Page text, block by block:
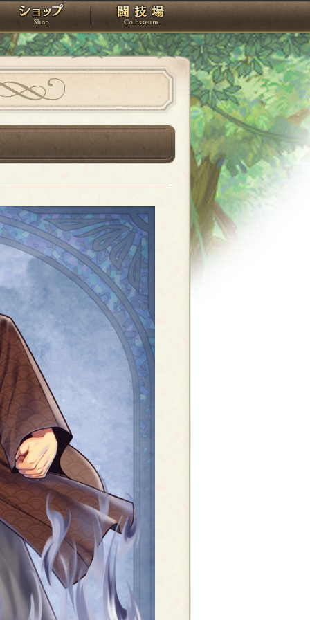
タジオ ショップ 闘技場